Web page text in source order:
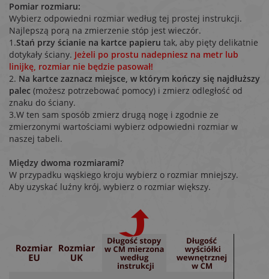
Pomiar rozmiaru:
Wybierz odpowiedni rozmiar według tej prostej instrukcji.
Najlepszą porą na zmierzenie stóp jest wieczór.
1.Stań przy ścianie na kartce papieru tak, aby pięty delikatnie
dotykały ściany. Jeżeli po prostu nadepniesz na metr lub
linijkę, rozmiar nie będzie pasował!
2. Na kartce zaznacz miejsce, w którym kończy się najdłuższy
palec (możesz potrzebować pomocy) i zmierz odległość od
znaku do ściany.
3.W ten sam sposób zmierz drugą nogę i zgodnie ze
zmierzonymi wartościami wybierz odpowiedni rozmiar w
naszej tabeli.
Między dwoma rozmiarami?
W przypadku wąskiego kroju wybierz o rozmiar mniejszy.
Aby uzyskać luźny krój, wybierz o rozmiar większy.